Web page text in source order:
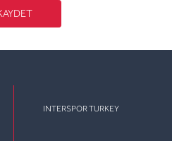
INTERSPOR TURKEY